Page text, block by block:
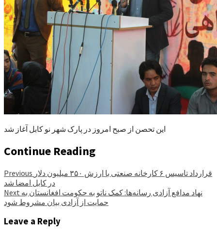
این تحصن از صبح امروز در پارک شهر نو کابل آغاز شد
Continue Reading
Previous
در کابل امضا شد
Next
حمایت از آزادی بیان مشروط شود
Leave a Reply